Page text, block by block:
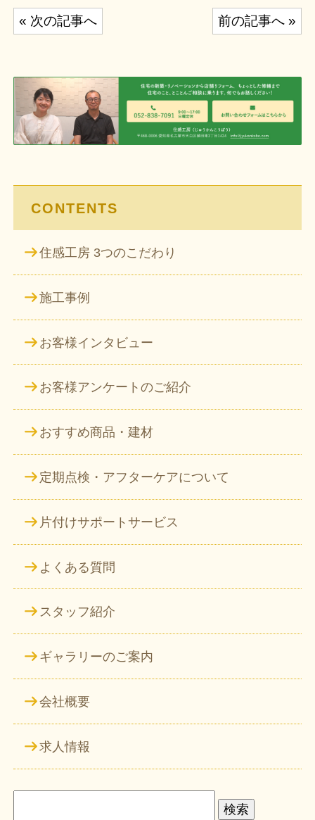
投
稿
ビ
ゲ
ー
シ
前の記事へ »
« 次の記事へ
CONTENTS
住感工房 3つのこだわり
施工事例
お客様インタビュー
お客様アンケートのご紹介
おすすめ商品・建材
定期点検・アフターケアについて
片付けサポートサービス
よくある質問
スタッフ紹介
ギャラリーのご案内
会社概要
求人情報